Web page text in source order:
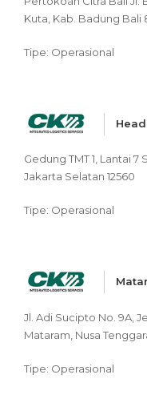
Kuta, Kab. Badung Bali
Tipe: Operasional
Gedung TMT 1, Lantai 7
Jakarta Selatan 12560
Tipe: Operasional
Jl. Adi Sucipto No. 9A,
Mataram, Nusa
Tipe: Operasional